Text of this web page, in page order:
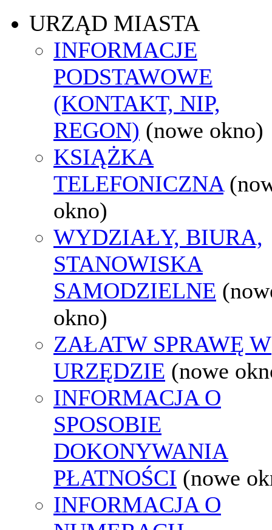
URZĄD MIASTA
INFORMACJE
PODSTAWOWE
(KONTAKT, NIP,
REGON) (nowe okno)
KSIĄŻKA
TELEFONICZNA
okno)
WYDZIAŁY, BIURA,
STANOWISKA
SAMODZIELNE
okno)
ZAŁATW SPRAWĘ W
URZĘDZIE (nowe
INFORMACJA O
SPOSOBIE
DOKONYWANIA
PŁATNOŚCI (nowe
INFORMACJA O